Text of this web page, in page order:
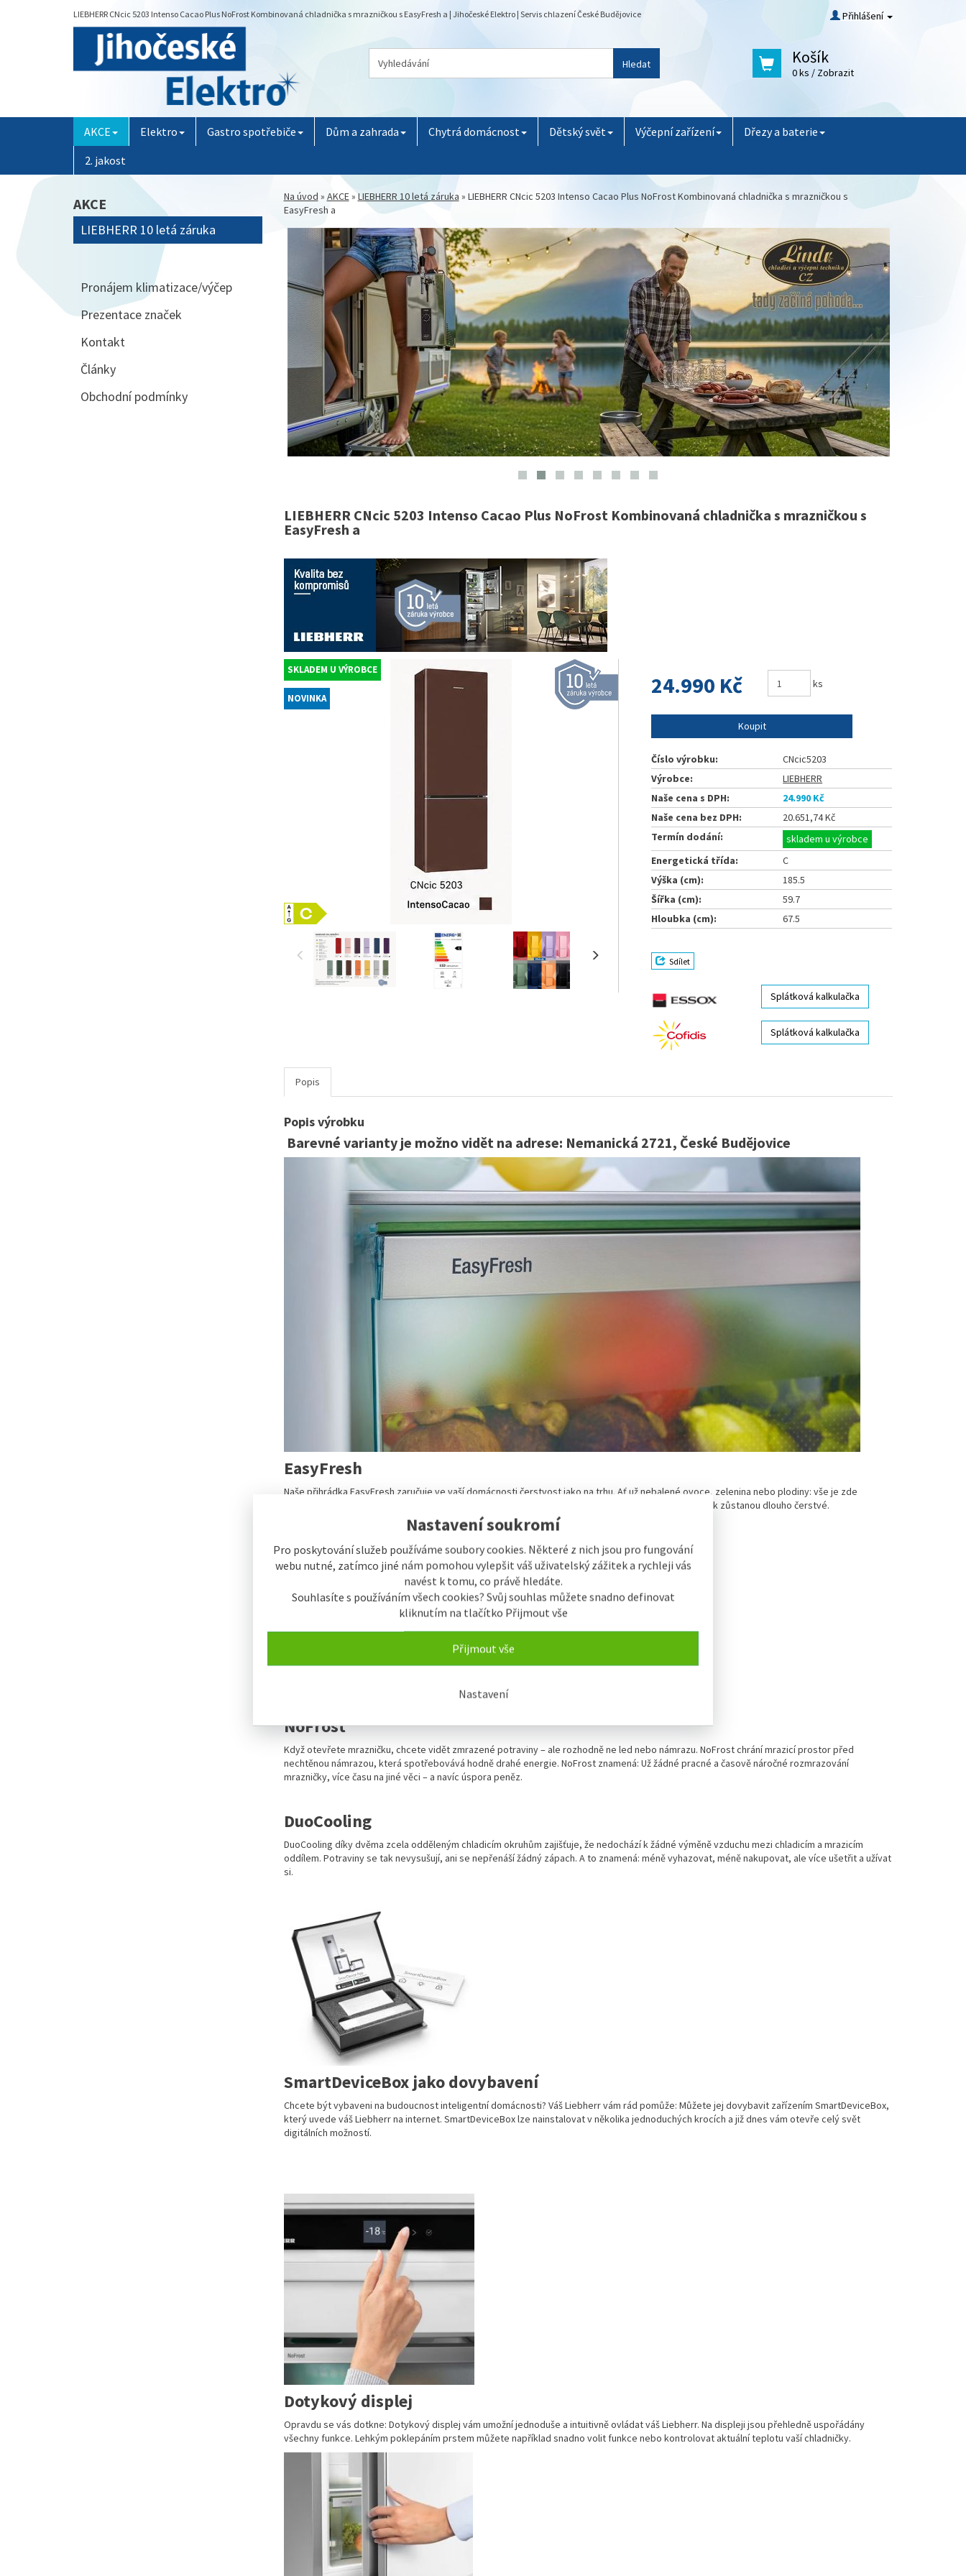
Nastavení soukromí
Pro poskytování služeb používáme soubory cookies. Některé z nich jsou pro fungování
webu nutné, zatímco jiné nám pomohou vylepšit váš uživatelský zážitek a rychleji vás
navést k tomu, co právě hledáte.
Souhlasíte s používáním všech cookies? Svůj souhlas můžete snadno definovat
kliknutím na tlačítko Přijmout vše
Přijmout vše
Nastavení
LIEBHERR CNcic 5203 Intenso Cacao Plus NoFrost Kombinovaná chladnička s mrazničkou s EasyFresh a | Jihočeské Elektro | Servis chlazení České Budějovice Přihlášení
Hledat Košík
0 ks / Zobrazit
AKCE Elektro Gastro spotřebiče Dům a zahrada Chytrá domácnost Dětský svět Výčepní zařízení
Dřezy a baterie
2. jakost
Na úvod » AKCE»LIEBHERR 10 letá záruka » LIEBHERR CNcic 5203 Intenso Cacao Plus NoFrost Kombinovaná chladnička s mrazničkou s
EasyFresh a
LIEBHERR CNcic 5203 Intenso Cacao Plus NoFrost Kombinovaná chladnička s mrazničkou s
EasyFresh a
SKLADEM U VÝROBCE
NOVINKA 24.990 Kč ks
Koupit
Číslo výrobku:
CNcic5203
Výrobce:
LIEBHERR
Naše cena s DPH:
24.990 Kč
Naše cena bez DPH:
20.651,74 Kč
Termín dodání:
skladem u výrobce
Energetická třída:
C
Výška (cm):
185.5
Šířka (cm):
59.7
Hloubka (cm):
67.5
Sdílet
Splátková kalkulačka
Splátková kalkulačka
Popis
Popis výrobku
Barevné varianty je možno vidět na adrese: Nemanická 2721, České Budějovice
EasyFresh
Naše přihrádka EasyFresh zaručuje ve vaší domácnosti čerstvost jako na trhu. Ať už nebalené ovoce, zelenina nebo plodiny: vše je zde
optimálně uloženo. Díky těsnému uzávěru zvyšují potraviny vlhkost vzduchu v přihrádce. Potraviny tak zůstanou dlouho čerstvé.
NoFrost
Když otevřete mrazničku, chcete vidět zmrazené potraviny – ale rozhodně ne led nebo námrazu. NoFrost chrání mrazicí prostor před
nechtěnou námrazou, která spotřebovává hodně drahé energie. NoFrost znamená: Už žádné pracné a časově náročné rozmrazování
mrazničky, více času na jiné věci – a navíc úspora peněz.
DuoCooling
DuoCooling díky dvěma zcela odděleným chladicím okruhům zajišťuje, že nedochází k žádné výměně vzduchu mezi chladicím a mrazicím
oddílem. Potraviny se tak nevysušují, ani se nepřenáší žádný zápach. A to znamená: méně vyhazovat, méně nakupovat, ale více ušetřit a užívat
si.
SmartDeviceBox jako dovybavení
Chcete být vybaveni na budoucnost inteligentní domácnosti? Váš Liebherr vám rád pomůže: Můžete jej dovybavit zařízením SmartDeviceBox,
který uvede váš Liebherr na internet. SmartDeviceBox lze nainstalovat v několika jednoduchých krocích a již dnes vám otevře celý svět
digitálních možností.
Dotykový displej
Opravdu se vás dotkne: Dotykový displej vám umožní jednoduše a intuitivně ovládat váš Liebherr. Na displeji jsou přehledně uspořádány
všechny funkce. Lehkým poklepáním prstem můžete například snadno volit funkce nebo kontrolovat aktuální teplotu vaší chladničky.
AKCE
LIEBHERR 10 letá záruka
Pronájem klimatizace/výčep
Prezentace značek
Kontakt
Články
Obchodní podmínky